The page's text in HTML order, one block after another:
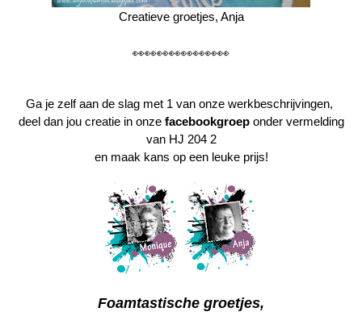
Creatieve groetjes, Anja
👀👀👀👀👀👀👀👀
Ga je zelf aan de slag met 1 van onze werkbeschrijvingen,
deel dan jou creatie in onze facebookgroeponder vermelding
van HJ 204 2
en maak kans op een leuke prijs!
Foamtastische groetjes,